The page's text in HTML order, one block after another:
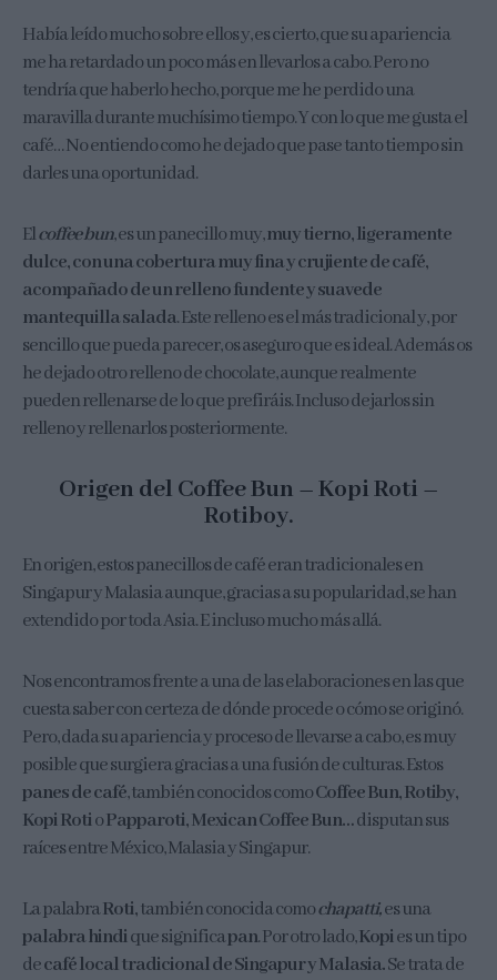
Había leído mucho sobre ellos y, es cierto, que su apariencia
me ha retardado un poco más en llevarlos a cabo. Pero no
tendría que haberlo hecho, porque me he perdido una
maravilla durante muchísimo tiempo. Y con lo que me gusta el
café… No entiendo como he dejado que pase tanto tiempo sin
darles una oportunidad.
Elcoffee bun, es un panecillo muy,muy tierno, ligeramente
dulce, con una cobertura muy fina y crujiente de café,
acompañado de un relleno fundente y suavede
mantequilla salada. Este relleno es el más tradicional y, por
sencillo que pueda parecer, os aseguro que es ideal. Además os
he dejado otro relleno de chocolate, aunque realmente
pueden rellenarse de lo que prefiráis. Incluso dejarlos sin
relleno y rellenarlos posteriormente.
Origen del Coffee Bun – Kopi Roti –
Rotiboy.
En origen, estos panecillos de café eran tradicionales en
Singapur y Malasia aunque, gracias a su popularidad, se han
extendido por toda Asia. E incluso mucho más allá.
Nos encontramos frente a una de las elaboraciones en las que
cuesta saber con certeza de dónde procede o cómo se originó.
Pero, dada su apariencia y proceso de llevarse a cabo, es muy
posible que surgiera gracias a una fusión de culturas. Estos
panes de café, también conocidos comoCoffee Bun, Rotiby,
Kopi RotioPapparoti, Mexican Coffee Bun…disputan sus
raíces entre México, Malasia y Singapur.
La palabraRoti,también conocida comochapatti,es una
palabra hindique significapan. Por otro lado,Kopies un tipo
decafé local tradicional de Singapur y Malasia.Se trata de